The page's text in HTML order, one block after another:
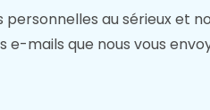
personnelles au sérieux et
e-mails que nous vous